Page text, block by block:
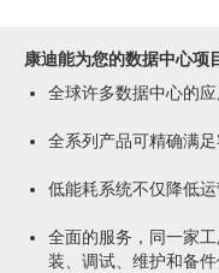
康迪能为您的数据中心项
全球许多数据中心的
全系列产品可精确满
低能耗系统不仅降低
全面的服务，同一家
装、调试、维护和备